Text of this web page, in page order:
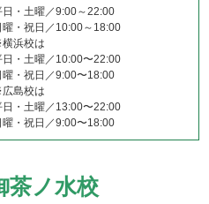
日・土曜／9:00～22:00
曜・祝日／10:00～18:00
浜校は
日・土曜／10:00〜22:00
曜・祝日／9:00〜18:00
島校は
日・土曜／13:00〜22:00
曜・祝日／9:00〜18:00
茶ノ水校